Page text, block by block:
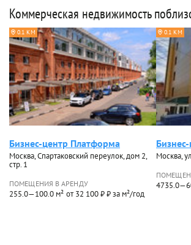
Коммерческая недвижимость
0.1 КМ
Бизнес-центр Платформа
Москва, Спартаковский переулок, дом 2,
стр. 1
ПОМЕЩЕНИЯ В АРЕНДУ
255.0—100.0 м² от 32 100 ₽ ₽ за м²/год
0.1 КМ
Москва,